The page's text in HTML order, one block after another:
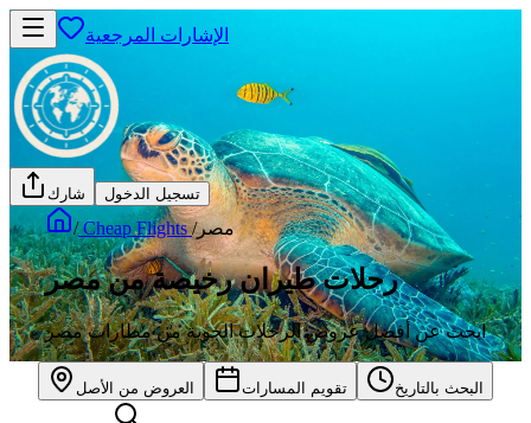
الإشارات المرجعية
شارك تسجيل الدخول
/Cheap Flights/مصر
رحلات طيران رخيصة من مصر
ابحث عن أفضل عروض الرحلات الجوية من مطارات مصر
العروض من الأصل تقويم المسارات البحث بالتاريخ